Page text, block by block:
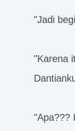
"Jadi
"Karena
"Apa???